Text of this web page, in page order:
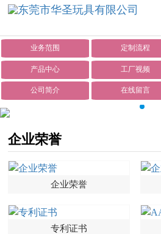
业务范围 定制流程
产品中心 工厂视频
公司简介 在线留言
企业荣誉
企业荣誉
专利证书